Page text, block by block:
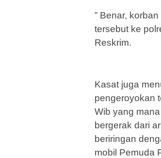
” Benar,
tersebut ke
Reskrim.
Kasat juga
pengeroyokan
Wib yang
bergerak dari
beriringan
mobil Pemuda